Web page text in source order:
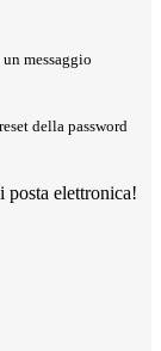
messaggio
della password
posta elettronica!